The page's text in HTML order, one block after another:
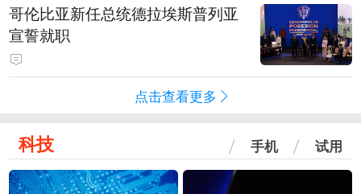
哥伦比亚新任总统德拉埃斯普列亚
宣誓就职
点击查看更多
科技 手机 试用